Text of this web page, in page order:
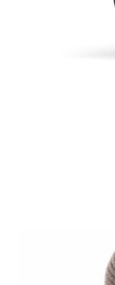
₪149.00.
₪99.00.